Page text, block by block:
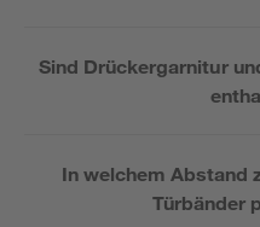
Sind Drückergarnitur
In welchem Abstand
Türbänder